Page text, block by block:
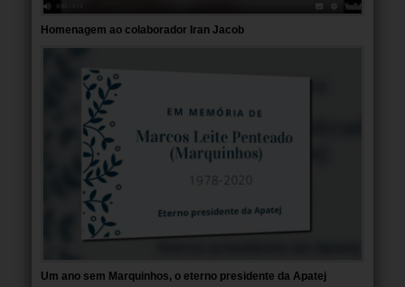
Homenagem ao colaborador Iran Jacob
Um ano sem Marquinhos, o eterno presidente da Apatej